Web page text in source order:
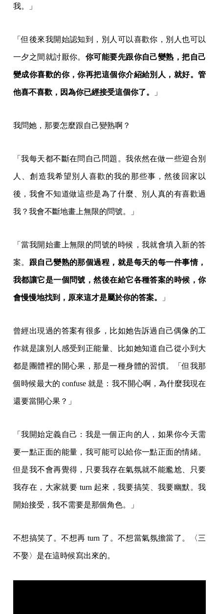
我。」
「但後來我開始認知到，別人可以喜歡你，別人也可以
一夕之間就討厭你。 你可能要先跟你自己變熟，把自己
變成你喜歡的你，你再把這個你介紹給別人，就好。管
他喜不喜歡，因為你已經接受這個你了。 」
我問她，那要怎麼跟自己變熟啊？
「我每天都不斷在問自己問題。我依然在做一些迎合別
人、創造我希望別人喜歡的我的那些事，然後回家以
後，我會不知道做這些是為了什麼、別人真的有喜歡過
我？我會不斷地畫上無限的問號。」
「當我開始畫上無限的問號的時候，我就會填入新的答
案。 跟自己變熟的那個過程，就是每天的每一件事情，
我都讓它是一個問號，然後在給它各種答案的時候，你
會慢慢地找到，原來這才是屬於你的答案。 」
曾經出現過的答案有很多，比如她告訴過自己偶像的工
作就是讓別人感受到正能量、比如她知道自己從小到大
都是團體裡的開心果，那是一種身體的習慣。「但我那
個時候最大的 confuse 就是：我不開心啊，為什麼我現在
還要當開心果？」
「我開始定義自己：我是一個正向的人，如果你今天需
要一點正面的能量，我可能可以給你一點正面的情緒。
但是我不會再覺得，只要我存在氣氛就不能尷尬、只要
我存在，大家就要 turn 起來，我要搞笑、我要幽默。我
開始接受，我不需要是那個角色。」
不想搞笑了。不想再 turn 了。不想當氣氛擔當了。〈三
不娶〉是在這時候寫出來的。